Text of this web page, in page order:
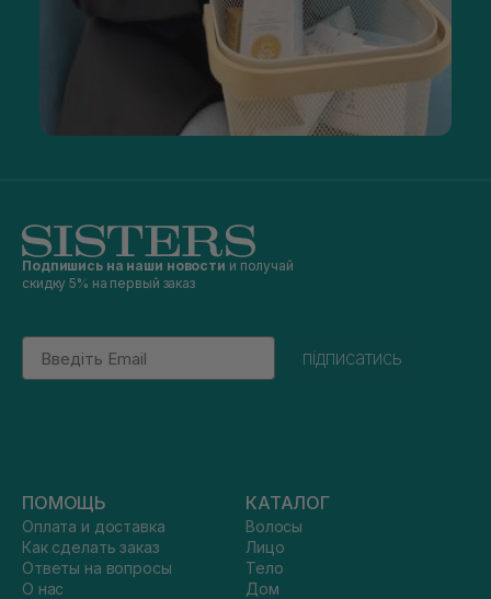
Подпишись на наши новости и получай
скидку 5% на первый заказ
Email
підписатись
ПОМОЩЬ
Оплата и доставка
Как сделать заказ
Ответы на вопросы
О нас
КАТАЛОГ
Волосы
Лицо
Тело
Дом